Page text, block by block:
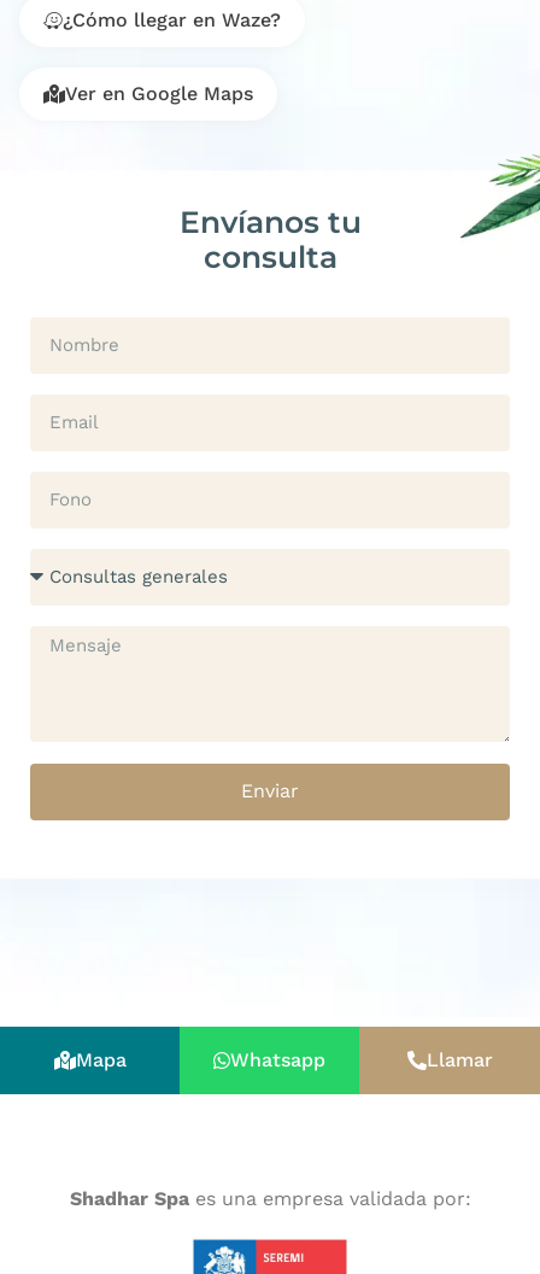
¿Cómo llegar en Waze?
Ver en Google Maps
Envíanos tu
consulta
Enviar
Mapa Whatsapp Llamar
Shadhar Spaes una empresa validada por: